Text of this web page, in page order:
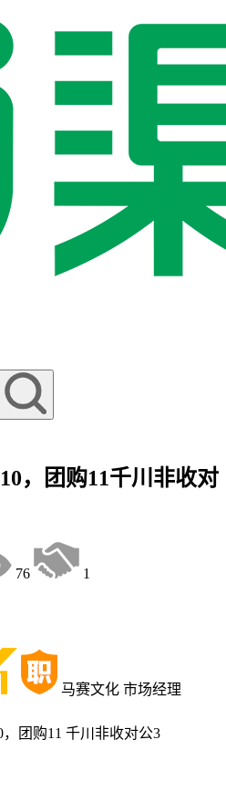
，团购11千川非收对
76 1
马赛文化 市场经理
团购11 千川非收对公3